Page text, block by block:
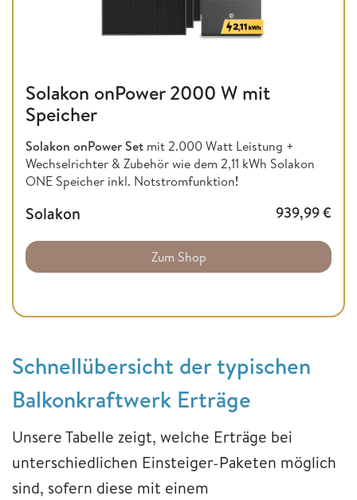
Solakon onPower 2000 W mit
Speicher
Solakon onPower Set mit 2.000 Watt Leistung +
Wechselrichter & Zubehör wie dem 2,11 kWh Solakon
ONE Speicher inkl. Notstromfunktion!
Solakon 939,99€
Zum Shop
Schnellübersicht der typischen
Balkonkraftwerk Erträge
Unsere Tabelle zeigt, welche Erträge bei
unterschiedlichen Einsteiger-Paketen möglich
sind, sofern diese mit einem